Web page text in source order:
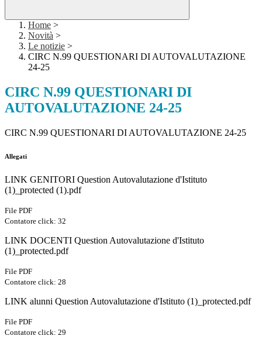
Home >
Novità >
Le notizie >
CIRC N.99 QUESTIONARI DI AUTOVALUTAZIONE
24-25
CIRC N.99 QUESTIONARI DI
AUTOVALUTAZIONE 24-25
CIRC N.99 QUESTIONARI DI AUTOVALUTAZIONE 24-25
Allegati
LINK GENITORI Question Autovalutazione d'Istituto
(1)_protected (1).pdf
File PDF
Contatore click: 32
LINK DOCENTI Question Autovalutazione d'Istituto
(1)_protected.pdf
File PDF
Contatore click: 28
LINK alunni Question Autovalutazione d'Istituto (1)_protected.pdf
File PDF
Contatore click: 29